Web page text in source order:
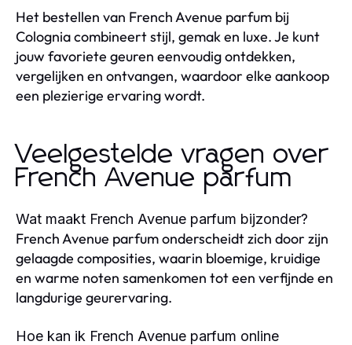
Het bestellen van French Avenue parfum bij
Colognia combineert stijl, gemak en luxe. Je kunt
jouw favoriete geuren eenvoudig ontdekken,
vergelijken en ontvangen, waardoor elke aankoop
een plezierige ervaring wordt.
Veelgestelde vragen over
French Avenue parfum
Wat maakt French Avenue parfum bijzonder?
French Avenue parfum onderscheidt zich door zijn
gelaagde composities, waarin bloemige, kruidige
en warme noten samenkomen tot een verfijnde en
langdurige geurervaring.
Hoe kan ik French Avenue parfum online